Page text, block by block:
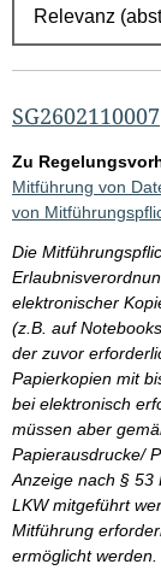
g
e
b
n
i
s
s
e
p
r
o
S
e
i
t
e
SG2602110007
Zu
Mitführung von
von
Die
elektronischer
(z.B. auf
der zuvor
Papierkopien mit
bei elektronisch
müssen aber
Papierausdrucke/
Anzeige nach § 53
LKW mitgeführt
Mitführung
ermöglicht werden.